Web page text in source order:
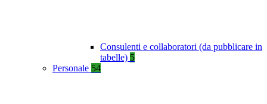
Consulenti e collaboratori (da pubblicare in
tabelle) 5
Personale 54